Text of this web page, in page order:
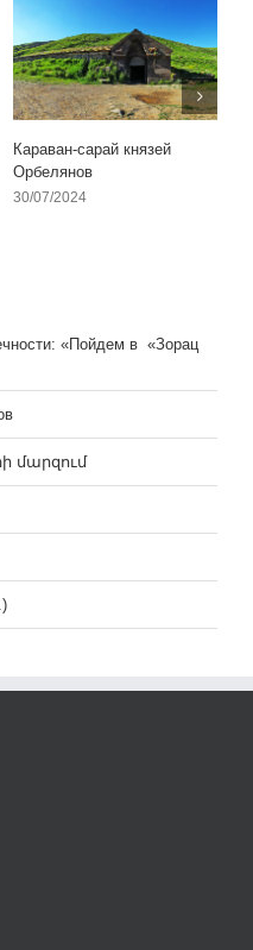
Караван-сарай князей
Орбелянов
30/07/2024
«Пойдем в «Зорац
մարզում